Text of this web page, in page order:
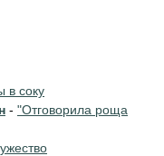
соку
- "Отговорила роща